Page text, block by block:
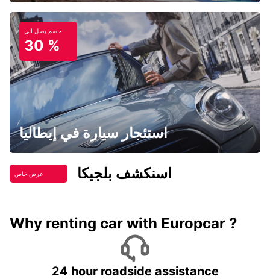
خصم يصل الي
30 %
استئجار سيارة في إيطاليا
عرض خاص اسنكشف بلجيكا
Why renting car with Europcar ?
24 hour roadside assistance